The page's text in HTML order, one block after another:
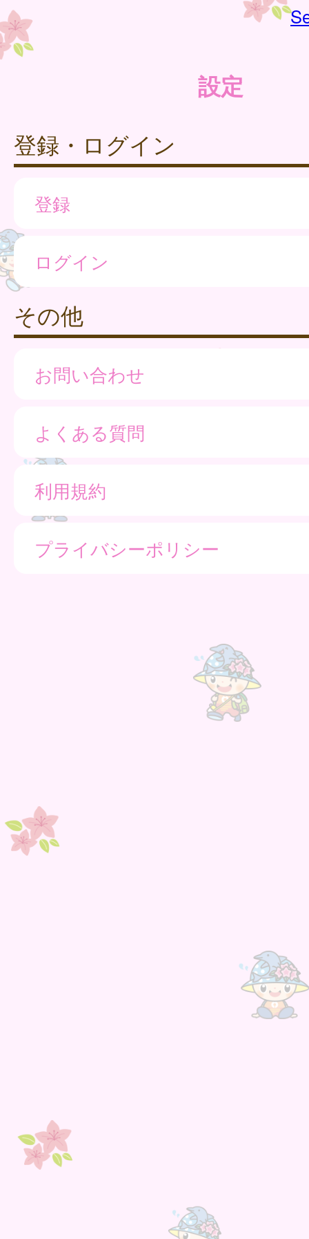
設定
登録・ログイン
登録
ログイン
その他
お問い合わせ
よくある質問
利用規約
プライバシーポリシー